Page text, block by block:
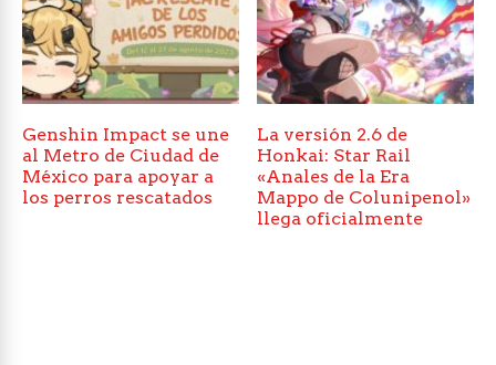
Genshin Impact se une
al Metro de Ciudad de
México para apoyar a
los perros rescatados
La versión 2.6 de
Honkai: Star Rail
«Anales de la Era
Mappo de Colunipenol»
llega oficialmente